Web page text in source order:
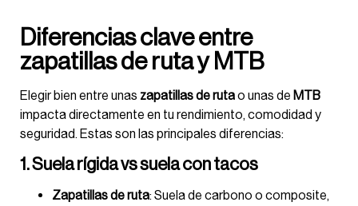
Diferencias clave entre
zapatillas de ruta y MTB
Elegir bien entre unas zapatillas de rutao unas de MTB
impacta directamente en tu rendimiento, comodidad y
seguridad. Estas son las principales diferencias:
1. Suela rígida vs suela con tacos
Zapatillas de ruta: Suela de carbono o composite,